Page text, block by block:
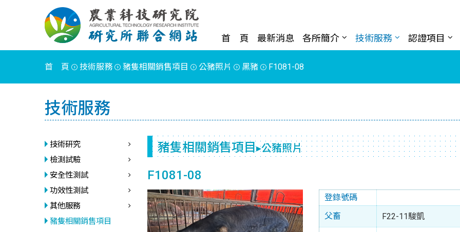
首 頁 最新消息 各所簡介 技術服務 認證項目
首 頁 技術服務 豬隻相關銷售項目 公豬照片 黑豬 F1081-08
技術服務
技術研究
檢測試驗
安全性測試
功效性測試
其他服務
豬隻相關銷售項目
豬隻相關銷售項目▸公豬照片
F1081-08
登錄號碼
父畜
F22-11駿凱